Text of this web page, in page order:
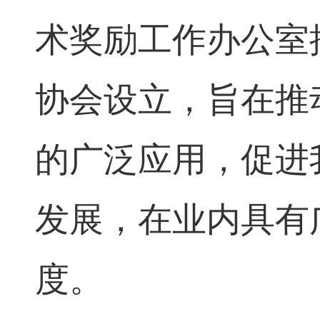
术奖励工作办公
协会设立，旨在
的广泛应用，促
发展，在业内具
度。